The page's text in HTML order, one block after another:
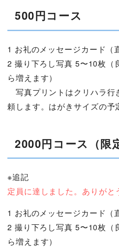
500円コース
1 お礼のメッセージカード（
2 撮り下ろし写真 5〜10枚（
ら増えます）
写真プリントはクリハラ行
頼します。はがきサイズの予
2000円コース（限
※追記
定員に達しました。ありがと
1 お礼のメッセージカード（
2 撮り下ろし写真 5〜10枚（
ら増えます）